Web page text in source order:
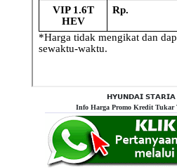
𝗛𝗬𝗨𝗡𝗗𝗔𝗜
Info Harga Promo Kredit Tukar